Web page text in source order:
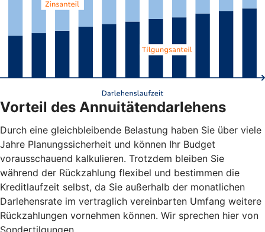
Vorteil des Annuitätendarlehens
Durch eine gleichbleibende Belastung haben Sie über viele
Jahre Planungssicherheit und können Ihr Budget
vorausschauend kalkulieren. Trotzdem bleiben Sie
während der Rückzahlung flexibel und bestimmen die
Kreditlaufzeit selbst, da Sie außerhalb der monatlichen
Darlehensrate im vertraglich vereinbarten Umfang weitere
Rückzahlungen vornehmen können. Wir sprechen hier von
Sondertilgungen.